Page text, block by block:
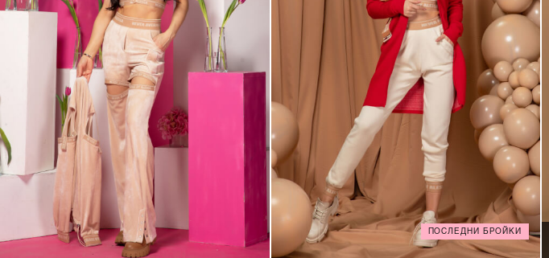
XS S M
ПОСЛЕДНИ БРОЙКИ
M